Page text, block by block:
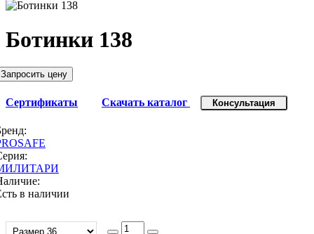
Ботинки 138
Запросить цену
Сертификаты Скачать каталог Консультация
в наличии